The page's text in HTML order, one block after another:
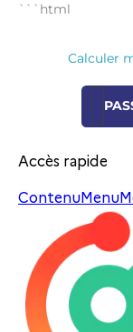
```html
Calculer